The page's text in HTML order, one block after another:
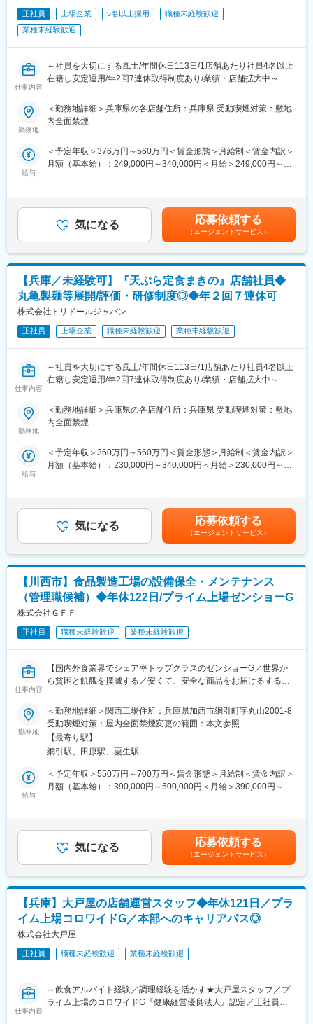
4,000円
・育児支援：育児休業（お子さまが3歳まで）＋10歳まで
・人事評価：数字だけでは評価しない仕組みとしています。
店長の評価は売上3割、お客様満足7割。
お客様に「また来たい」と思って頂ける店舗を作ることです。
実際の営業店舗へ仮配属、店店を目指して、調理・接客・労務管
理・衛生管理・店舗運営のノウハウを学びます。
評価は自己評価と他者２名の評価で決まる為、公平性が担保され
ています。実力があればキャリアアップも早く、32歳・入社7年
の先は複数店舗管理のマネージャーのみならず、本社を含め個人
の志向によって制限無くキャリアが広がります
640万円/MGR・入社4年目（月給45万円）
480万円/店長・入社1年目（月給28万）
以下のような取り組み・制度を導入
・継続的なベースアップ：従業員一人平均22,024円の賃上げを実
・家族食堂：お子さまの食事をサポートします（1人：月最大
5,000円）
4,000円
・育児支援：育児休業（お子さまが3歳まで）＋10歳まで
・人事評価：数字だけでは評価しない仕組みとしています。
正社員 上場企業 5名以上採用
職種未経験歓迎
業種未経験歓迎
仕事内容
～社員を大切にする風土/年間休日113日/1店舗あたり社員4名以上
在籍し安定運用/年2回7連休取得制度あり/業績・店舗拡大中～
■業務内容：【変更の範囲：会社の定める業務】
揚げたての天ぷらに特化したチェーン店「天ぷら定食まきの」の
店長候補を募集します。
■業務詳細：
・スタッフの教育
・衛生管理
・売上計画の立案・管理
・新メニューやキャンペーンなどの新たな施策立案
■働き方：
年間休日113日※月7～10日、その他会社指定日がお休みとなりま
※2～3連休も可能
※年2回7連休以上を取得できる「連続休暇取得制度」もありま
ていただきたいと考えております。
入社後1～2日後には、集合研修が行われます。（現在はリモート
で実施）
マネジメントの手法や店舗スタッフとの関わり方など、実践的な
スキルも身につけることができます。
現在の出店割合の大部分が関西エリアに集中しているため、初回
配属から当面は関西圏内での勤務を想定しています。
■キャリアパス：
実力があればキャリアアップも早く、32歳/入社7年目で150店舗
程を統括する営業部長になった社員もいます。店長の先は複数店
舗管理のマネージャーのみならず、本社を含め個人の志向によっ
て制限無くキャリアが広がります。
ハピカン経営を実践し、以下のような取り組み・制度を導入
・家族食堂：お子さまの食事をサポートします（1人：月最大
5,000円）
4,000円
・育児支援：育児休業（お子さまが3歳まで）＋10歳まで
・人事評価：数字だけでは評価しない仕組みとしています。
勤務地
＜勤務地詳細＞兵庫県の各店舗住所：兵庫県 受動喫煙対策：敷地
内全面禁煙
給与
＜予定年収＞376万円～560万円＜賃金形態＞月給制＜賃金内訳＞
月額（基本給）：249,000円～340,000円＜月給＞249,000円～
805万円/エリアマネージャー・入社7年目640万円/マネージャー・
入社4年目480万円/店長・入社1年目賃金はあくまでも目安の金額
であり、選考を通じて上下する可能性があります。月給(月額)は固
定手当を含めた表記です。
気になる 応募依頼する
（エージェントサービス）
【兵庫／未経験可】『天ぷら定食まきの』店舗社員◆
丸亀製麺等展開/評価・研修制度◎◆年２回７連休可
株式会社トリドールジャパン
正社員 上場企業 職種未経験歓迎 業種未経験歓迎
仕事内容
～社員を大切にする風土/年間休日113日/1店舗あたり社員4名以上
在籍し安定運用/年2回7連休取得制度あり/業績・店舗拡大中～
■業務内容：【変更の範囲：会社の定める業務】
揚げたての天ぷらに特化したチェーン店「天ぷら定食まきの」の
社員を募集します。
■業務詳細：
・スタッフの教育
・衛生管理
・売上計画の立案・管理
・新メニューやキャンペーンなどの新たな施策立案
■働き方：
年間休日113日※月7～10日、その他会社指定日がお休みとなりま
す。
※2～3連休も可能
※年2回7連休以上を取得できる「連続休暇取得制度」もありま
ていただきたいと考えております。
入社後1～2日後には、集合研修が行われます。（現在はリモート
で実施）
その後、実際の営業店舗に仮配属され、店長を目指して調理、接
客、労務管理、衛生管理、店舗運営のノウハウを学びます。数値
マネジメントの手法や店舗スタッフとの関わり方など、実践的な
スキルも身につけることができます。
■キャリアパス：
実力があればキャリアアップも早く、32歳/入社7年目で150店舗
て制限無くキャリアが広がります。
■当社ハピカン経営の実践：
ハピカン経営を実践し、以下のような取り組み・制度を導入
・継続的なベースアップ：従業員一人平均22,024円の賃上げを実
施
・家族食堂：お子さまの食事をサポートします（1人：月最大
5,000円）
・児童教育手当：第１子月9,000円、第２子月7,500円、第３子月
4,000円
勤務地
＜勤務地詳細＞兵庫県の各店舗住所：兵庫県 受動喫煙対策：敷地
内全面禁煙
給与
＜予定年収＞360万円～560万円＜賃金形態＞月給制＜賃金内訳＞
月額（基本給）：230,000円～340,000円＜月給＞230,000円～
805万円/エリアマネージャー・入社7年目640万円/マネージャー・
入社4年目480万円/店長・入社1年目賃金はあくまでも目安の金額
であり、選考を通じて上下する可能性があります。月給(月額)は固
定手当を含めた表記です。
気になる 応募依頼する
（エージェントサービス）
【川西市】食品製造工場の設備保全・メンテナンス
（管理職候補）◆年休122日/プライム上場ゼンショーG
株式会社ＧＦＦ
正社員 職種未経験歓迎 業種未経験歓迎
仕事内容
【国内外食業界でシェア率トップクラスのゼンショーG／世界か
ら貧困と飢餓を撲滅する／安くて、安全な商品をお届けるするた
グル-プ店舗向けの食材や外販製品の食品製造工場のサービスエン
ジニア（管理職）として以下の業務をお任せします。
■業務内容【変更の範囲：会社の定める業務】
製造ラインの定期メンテナンス、保守、修繕、最新化する食品製
造工場の製造ライン設計・自動化推進を担っていただきます。
＞具体的には
◎製造ラインの機械の修理修繕、および工場内設備の定期メンテ
ナンス
◎製造ラインの自動化推進
※全国への出張が月1回程度（不定期）発生します。
円（※2）を超えたゼンショーホールディングスのグループ会社と
して、企業の安定性が大きな強みです。
※1（2023年12月31日・NeriMarketing調べ）
※2（2023年12月19日・日経新聞調べ）
ができます。また、安全で品質の良い製品を安定価格で提供し、
幅広く食に関わる事で世界の食品産業に貢献するグループの一員
◎年間休日122日、有給も使いやすい環境で、夏期休暇・冬期休
暇設定もあり長期連休の調整も可能です。
勤務地
＜勤務地詳細＞関西工場住所：兵庫県加西市網引町字丸山2001-8
受動喫煙対策：屋内全面禁煙変更の範囲：本文参照
【最寄り駅】
網引駅、田原駅、粟生駅
給与
＜予定年収＞550万円～700万円＜賃金形態＞月給制＜賃金内訳＞
月額（基本給）：390,000円～500,000円＜月給＞390,000円～
年2回■昇給：あり賃金はあくまでも目安の金額であり、選考を通
じて上下する可能性があります。月給(月額)は固定手当を含めた表
気になる 応募依頼する
（エージェントサービス）
【兵庫】大戸屋の店舗運営スタッフ◆年休121日／プラ
イム上場コロワイドG／本部へのキャリアパス◎
株式会社大戸屋
正社員 職種未経験歓迎 業種未経験歓迎
仕事内容
～飲食アルバイト経験／調理経験を活かす★大戸屋スタッフ／プ
ライム上場のコロワイドG『健康経営優良法人』認定／正社員／